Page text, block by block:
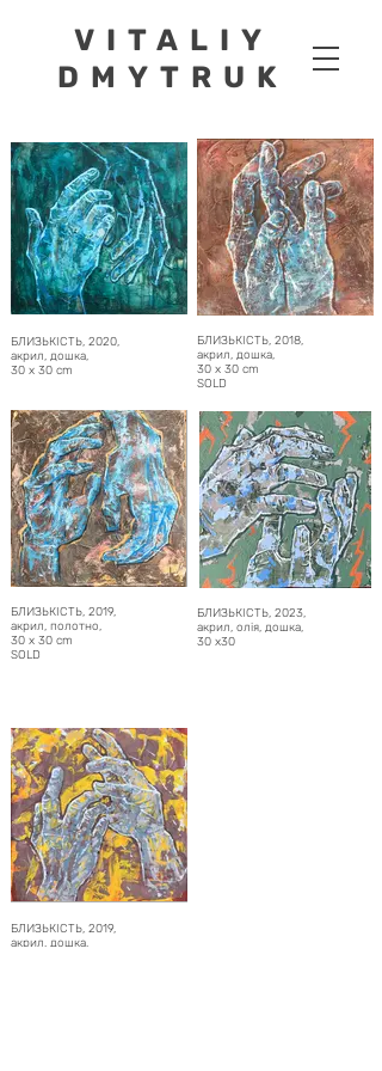
VITALIY
DMYTRUK
БЛИЗЬКІСТЬ, 2020,
акрил, дошка,
30 x 30 cm
БЛИЗЬКІСТЬ, 2019,
акрил, полотно,
30 x 30 cm
SOLD
БЛИЗЬКІСТЬ, 2019,
акрил, дошка,
БЛИЗЬКІСТЬ, 2018,
акрил, дошка,
30 x 30 cm
SOLD
БЛИЗЬКІСТЬ, 2023,
акрил, олія, дошка,
30 х30